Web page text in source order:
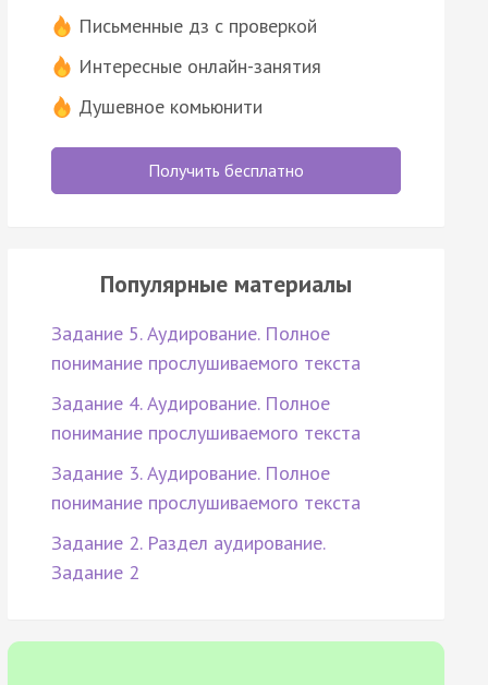
Письменные дз с проверкой
Интересные онлайн-занятия
Душевное комьюнити
Получить бесплатно
Популярные материалы
Задание 5. Аудирование. Полное
понимание прослушиваемого текста
Задание 4. Аудирование. Полное
понимание прослушиваемого текста
Задание 3. Аудирование. Полное
понимание прослушиваемого текста
Задание 2. Раздел аудирование.
Задание 2